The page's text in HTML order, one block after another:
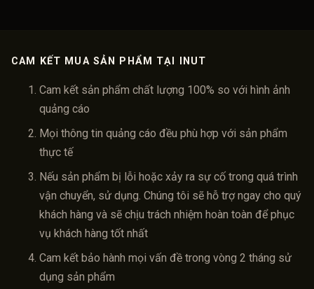
CAM KẾT MUA SẢN PHẨM TẠI INUT
Cam kết sản phẩm chất lượng 100% so với hình ảnh
quảng cáo
Mọi thông tin quảng cáo đều phù hợp với sản phẩm
thực tế
Nếu sản phẩm bị lỗi hoặc xảy ra sự cố trong quá trình
vận chuyển, sử dụng. Chúng tôi sẽ hỗ trợ ngay cho quý
khách hàng và sẽ chịu trách nhiệm hoàn toàn để phục
vụ khách hàng tốt nhất
Cam kết bảo hành mọi vấn đề trong vòng 2 tháng sử
dụng sản phẩm